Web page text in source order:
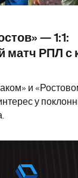
— 1:1:
матч РПЛ с
и
у